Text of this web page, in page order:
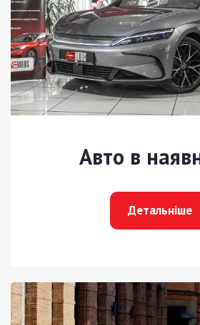
Авто в
Детальніше